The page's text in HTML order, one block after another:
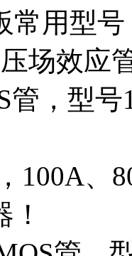
常用型
场效应
管，型
100A、